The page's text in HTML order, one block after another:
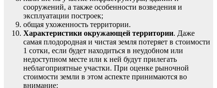
сооружений, а также особенности возведения и
эксплуатации построек;
общая ухоженность территории.
Характеристики окружающей территории. Даже
самая плодородная и чистая земля потеряет в стоимости
1 сотки, если будет находиться в неудобном или
недоступном месте или к ней будут прилегать
неблагоприятные участки. При оценке рыночной
стоимости земли в этом аспекте принимаются во
внимание: